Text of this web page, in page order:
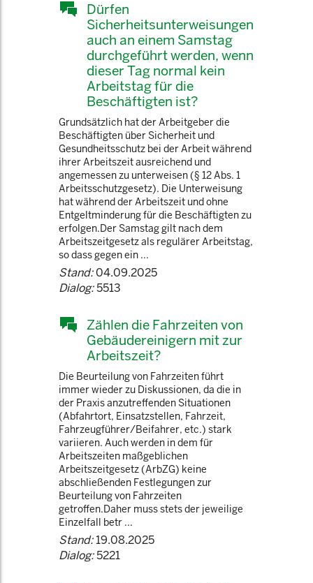
Dürfen
Sicherheitsunterweisungen
auch an einem Samstag
durchgeführt werden, wenn
dieser Tag normal kein
Arbeitstag für die
Beschäftigten ist?
Grundsätzlich hat der Arbeitgeber die
Beschäftigten über Sicherheit und
Gesundheitsschutz bei der Arbeit während
ihrer Arbeitszeit ausreichend und
angemessen zu unterweisen (§ 12 Abs. 1
Arbeitsschutzgesetz). Die Unterweisung
hat während der Arbeitszeit und ohne
Entgeltminderung für die Beschäftigten zu
erfolgen.Der Samstag gilt nach dem
Arbeitszeitgesetz als regulärer Arbeitstag,
so dass gegen ein ...
Stand:04.09.2025
Dialog:5513
Zählen die Fahrzeiten von
Gebäudereinigern mit zur
Arbeitszeit?
Die Beurteilung von Fahrzeiten führt
immer wieder zu Diskussionen, da die in
der Praxis anzutreffenden Situationen
(Abfahrtort, Einsatzstellen, Fahrzeit,
Fahrzeugführer/Beifahrer, etc.) stark
variieren. Auch werden in dem für
Arbeitszeiten maßgeblichen
Arbeitszeitgesetz (ArbZG) keine
abschließenden Festlegungen zur
Beurteilung von Fahrzeiten
getroffen.Daher muss stets der jeweilige
Einzelfall betr ...
Stand:19.08.2025
Dialog:5221